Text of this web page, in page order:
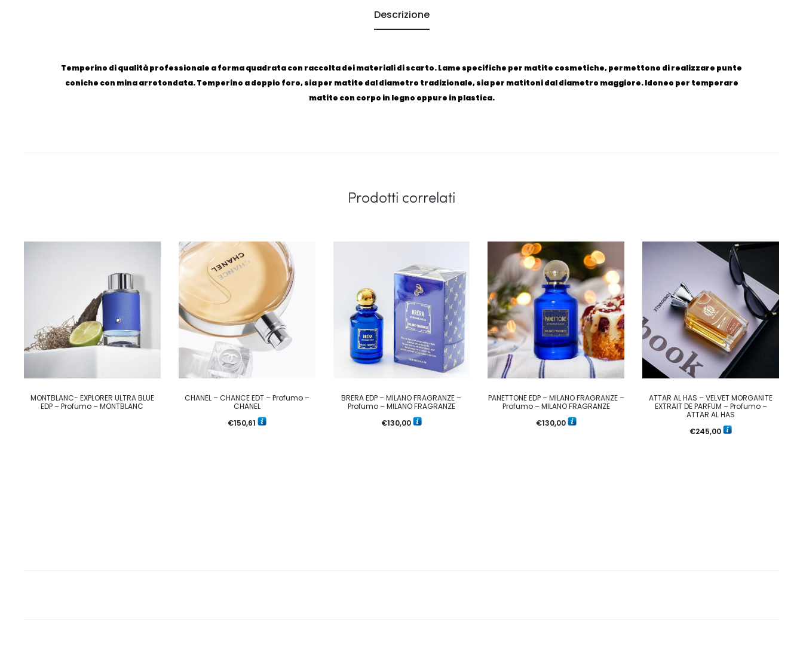
Descrizione
Temperino di qualità professionale a forma quadrata con raccolta dei materiali di scarto. Lame specifiche per matite cosmetiche, permettono di realizzare punte
coniche con mina arrotondata. Temperino a doppio foro, sia per matite dal diametro tradizionale, sia per matitoni dal diametro maggiore. Idoneo per temperare
matite con corpo in legno oppure in plastica.
Prodotti correlati
MONTBLANC- EXPLORER ULTRA BLUE
EDP – Profumo – MONTBLANC
CHANEL – CHANCE EDT – Profumo –
CHANEL
€150,61
BRERA EDP – MILANO FRAGRANZE –
Profumo – MILANO FRAGRANZE
€130,00
PANETTONE EDP – MILANO FRAGRANZE –
Profumo – MILANO FRAGRANZE
€130,00
ATTAR AL HAS – VELVET MORGANITE
EXTRAIT DE PARFUM – Profumo –
ATTAR AL HAS
€245,00